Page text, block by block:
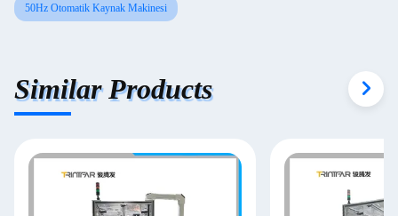
50Hz Otomatik Kaynak Makinesi
Similar Products